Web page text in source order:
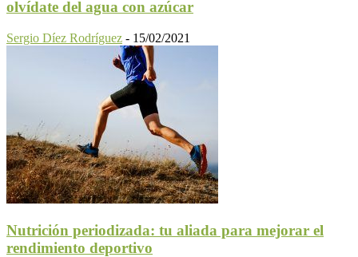
olvídate del agua con azúcar
Sergio Díez Rodríguez - 15/02/2021
Nutrición periodizada: tu aliada para mejorar el
rendimiento deportivo